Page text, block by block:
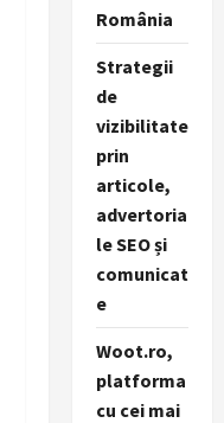
România
Strategii
de
vizibilitate
prin
articole,
advertoria
le SEO și
comunicat
e
Woot.ro,
platforma
cu cei mai